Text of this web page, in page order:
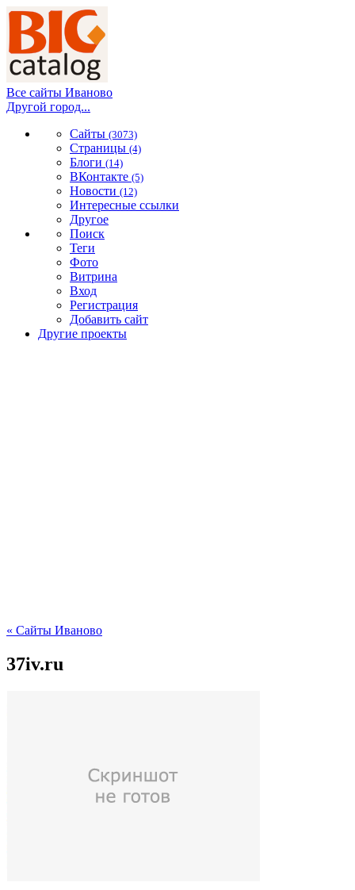
Все сайты Иваново
Другой город...
Сайты (3073)
Страницы (4)
Блоги (14)
ВКонтакте (5)
Новости (12)
Интересные ссылки
Другое
Поиск
Теги
Фото
Витрина
Вход
Регистрация
Добавить сайт
Другие проекты
« Сайты Иваново
37iv.ru